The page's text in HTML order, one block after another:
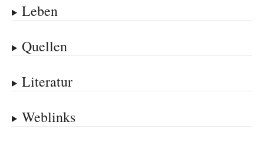
Leben
Quellen
Literatur
Weblinks